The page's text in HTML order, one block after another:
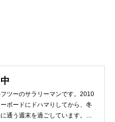
ツーのサラリーマンです。2010
ボードにドハマりしてから、冬
通う週末を過ごしています。